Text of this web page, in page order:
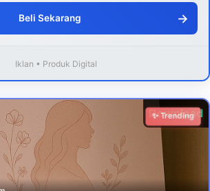
Beli Sekarang →
Iklan • Produk Digital
Download
✨ Trending